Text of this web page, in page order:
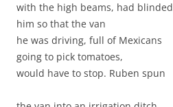
with the high beams, had blinded
him so that the van
he was driving, full of Mexicans
going to pick tomatoes,
would have to stop. Ruben spun